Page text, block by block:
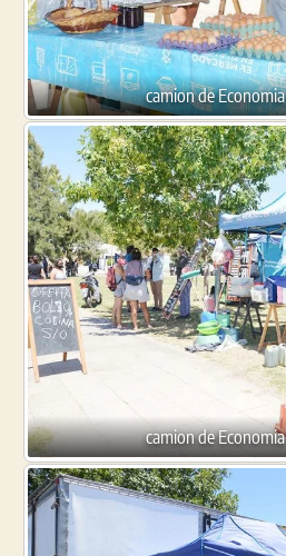
camion de
camion de